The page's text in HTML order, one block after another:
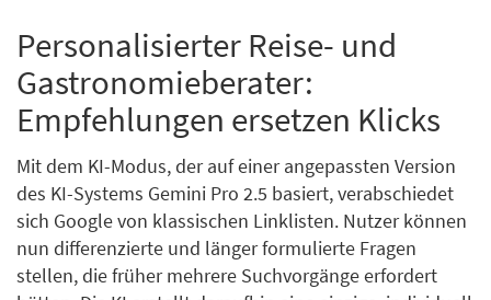
Personalisierter Reise- und
Gastronomieberater:
Empfehlungen ersetzen Klicks
Mit dem KI-Modus, der auf einer angepassten Version
des KI-Systems Gemini Pro 2.5 basiert, verabschiedet
sich Google von klassischen Linklisten. Nutzer können
nun differenzierte und länger formulierte Fragen
stellen, die früher mehrere Suchvorgänge erfordert